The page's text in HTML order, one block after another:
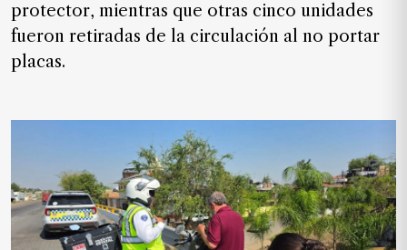
Contáctanos
Anúnciate
Videos
Hemeroteca
protector, mientras que otras cinco unidades
fueron retiradas de la circulación al no portar
placas.